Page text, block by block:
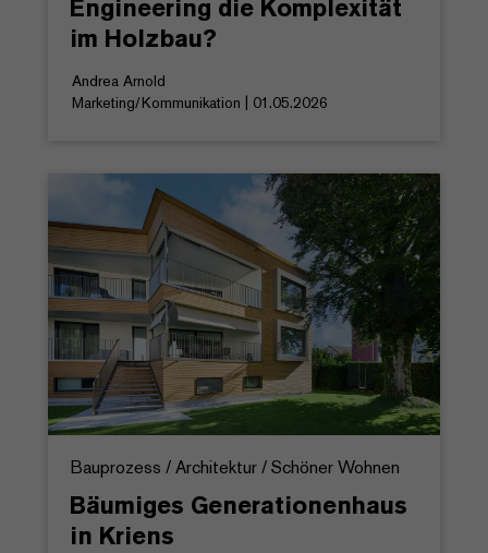
Engineering die Komplexität
im Holzbau?
Andrea Arnold
Marketing/Kommunikation | 01.05.2026
Bauprozess / Architektur / Schöner Wohnen
Bäumiges Generationenhaus
in Kriens